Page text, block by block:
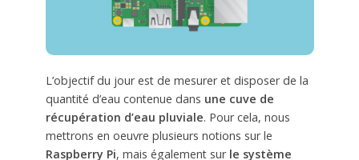
L’objectif du jour est de mesurer et disposer de la
quantité d’eau contenue dans une cuve de
récupération d’eau pluviale. Pour cela, nous
mettrons en oeuvre plusieurs notions sur le
Raspberry Pi, mais également sur le système